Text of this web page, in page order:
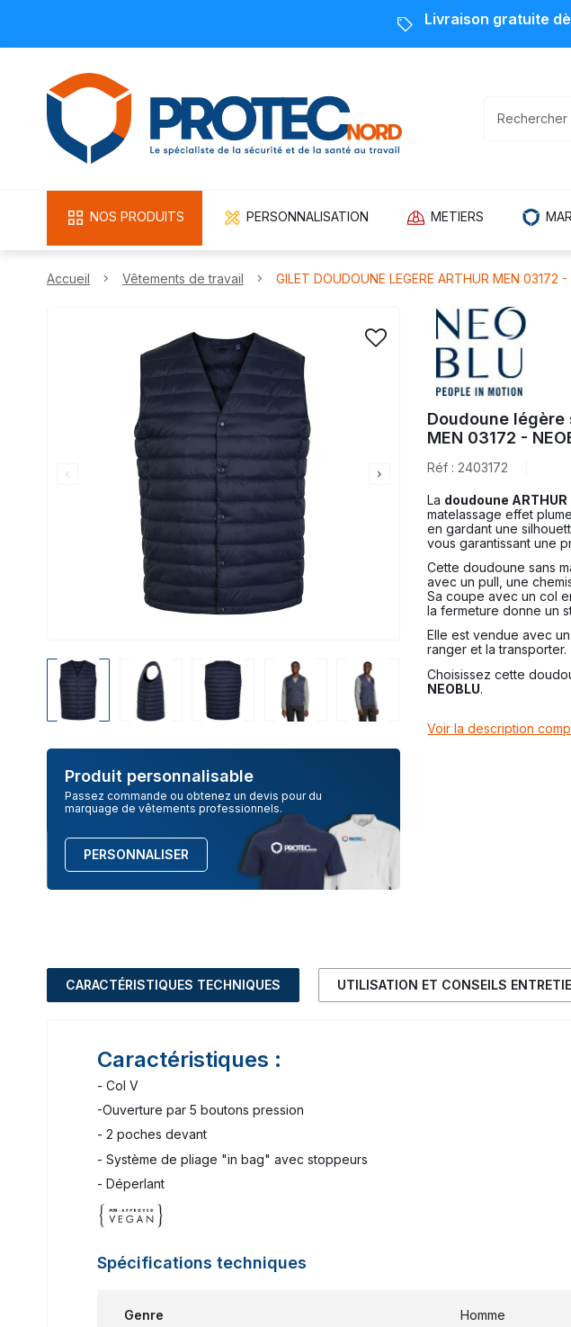
Livraison gratuite
NOS PRODUITS PERSONNALISATION METIERS
Accueil Vêtements de travail GILET DOUDOUNE LEGERE ARTHUR MEN 03172 -
Produit personnalisable
Passez commande ou obtenez un devis pour du
marquage de vêtements professionnels.
PERSONNALISER
Doudoune légère
MEN 03172 -
Réf : 2403172
La doudoune ARTHUR
matelassage effet
en gardant une
vous garantissant une
Cette doudoune sans
avec un pull, une
Sa coupe avec un col
la fermeture donne un
Elle est vendue avec
ranger et la transporter.
Choisissez cette
NEOBLU.
Voir la description
CARACTÉRISTIQUES TECHNIQUES UTILISATION ET CONSEILS
Caractéristiques :
- Col V
-Ouverture par 5 boutons pression
- 2 poches devant
- Système de pliage "in bag" avec stoppeurs
- Déperlant
Spécifications techniques
Genre Homme